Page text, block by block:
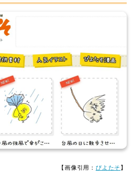
【画像引用： ぴよたそ 】